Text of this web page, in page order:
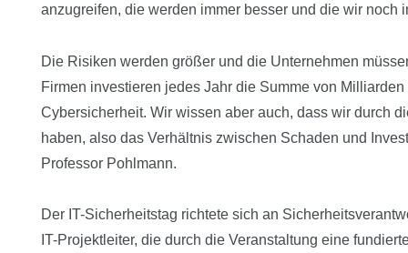
anzugreifen, die werden immer besser und die wir noch
Die Risiken werden größer und die Unternehmen
Firmen investieren jedes Jahr die Summe von
Cybersicherheit. Wir wissen aber auch, dass wir durch
haben, also das Verhältnis zwischen Schaden und
Professor Pohlmann.
Der IT-Sicherheitstag richtete sich an
IT-Projektleiter, die durch die Veranstaltung eine